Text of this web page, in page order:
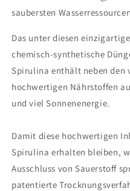
saubersten
Das unter diesen
chemisch-synthetische
Spirulina enthält neben den
hochwertigen Nährstoffen
und viel Sonnenenergie.
Damit diese hochwertigen
Spirulina erhalten bleiben,
Ausschluss von Sauerstoff
patentierte